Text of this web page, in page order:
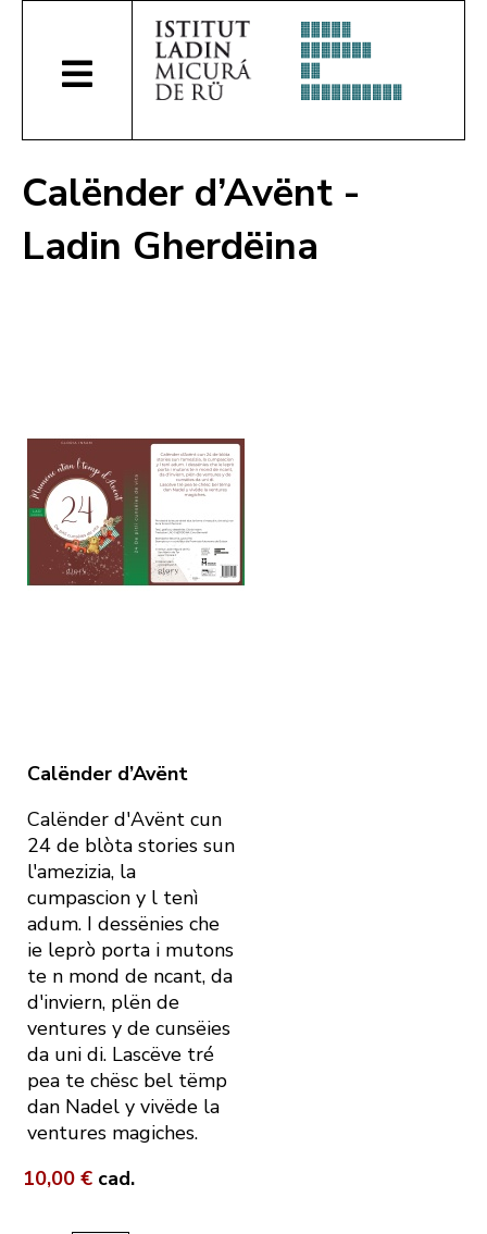
Calënder d’Avënt -
Ladin Gherdëina
Calënder d’Avënt
Calënder d'Avënt cun
24 de blòta stories sun
l'amezizia, la
cumpascion y l tenì
adum. I dessënies che
ie leprò porta i mutons
te n mond de ncant, da
d'inviern, plën de
ventures y de cunsëies
da uni di. Lascëve tré
pea te chësc bel tëmp
dan Nadel y vivëde la
ventures magiches.
10,00 € cad.